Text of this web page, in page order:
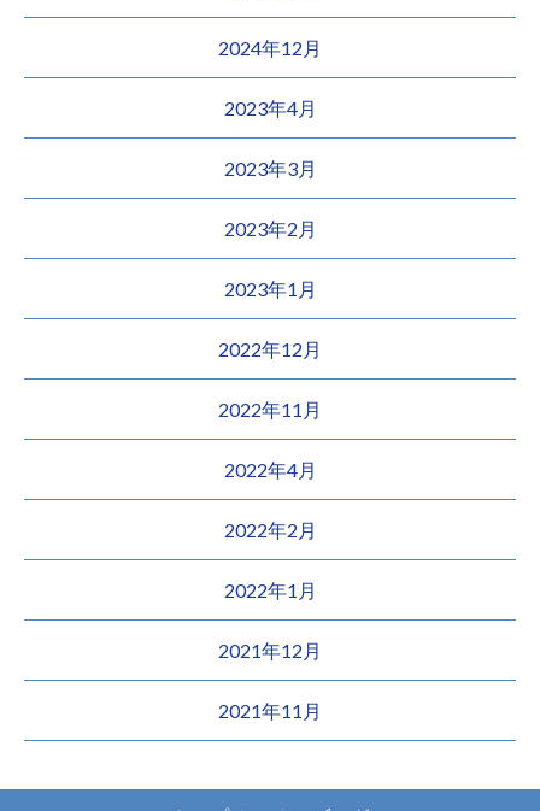
2024年12月
2023年4月
2023年3月
2023年2月
2023年1月
2022年12月
2022年11月
2022年4月
2022年2月
2022年1月
2021年12月
2021年11月